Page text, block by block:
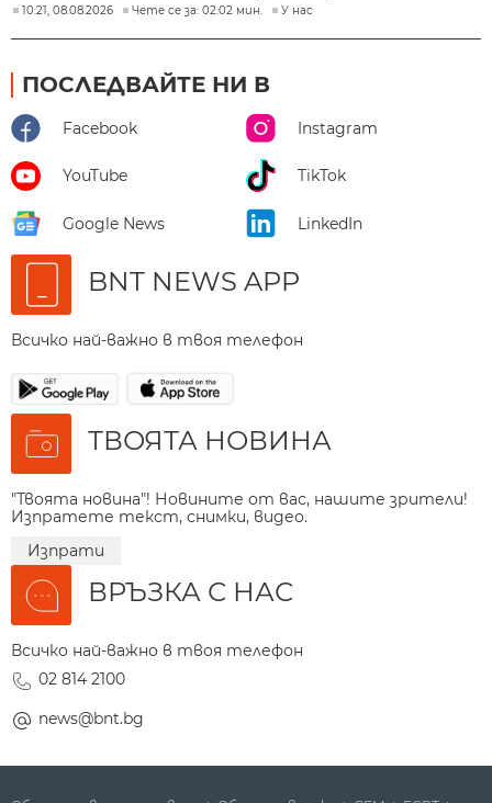
10:21, 08.08.2026 Чете се за: 02:02 мин. У нас
ПОСЛЕДВАЙТЕ НИ В
Facebook Instagram
YouTube TikTok
Google News LinkedIn
BNT NEWS APP
Всичко най-важно в твоя телефон
ТВОЯТА НОВИНА
"Твоята новина"! Новините от вас, нашите зрители!
Изпратете текст, снимки, видео.
Изпрати
ВРЪЗКА С НАС
Всичко най-важно в твоя телефон
02 814 2100
news@bnt.bg